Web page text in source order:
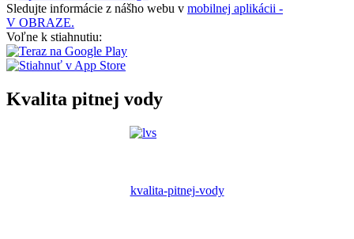
Sledujte informácie z nášho webu v mobilnej aplikácii -
V OBRAZE.
Voľne k stiahnutiu:
Kvalita pitnej vody
kvalita-pitnej-vody